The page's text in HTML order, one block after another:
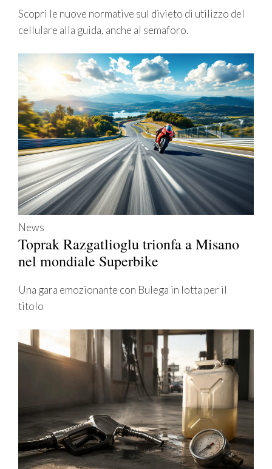
Scopri le nuove normative sul divieto di utilizzo del
cellulare alla guida, anche al semaforo.
News
Toprak Razgatlioglu trionfa a Misano
nel mondiale Superbike
Una gara emozionante con Bulega in lotta per il
titolo